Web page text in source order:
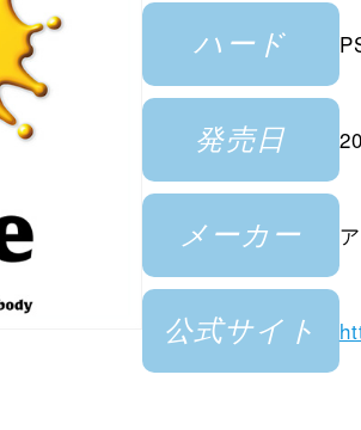
ハード
発売日
メーカー
公式サイト